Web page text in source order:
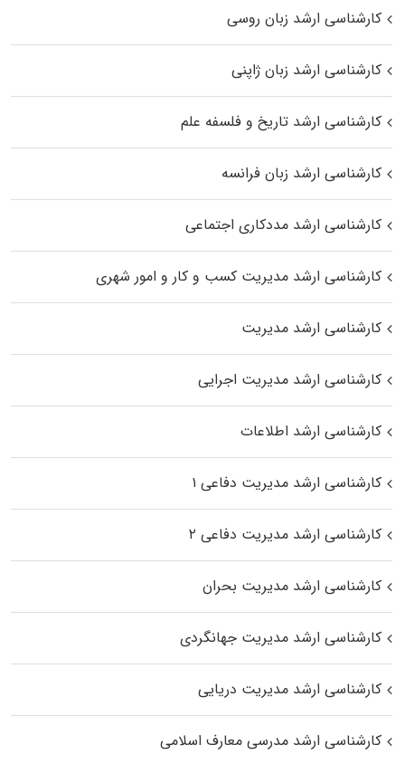
کارشناسی ارشد زبان روسی
کارشناسی ارشد زبان ژاپنی
کارشناسی ارشد تاریخ و فلسفه علم
کارشناسی ارشد زبان فرانسه
کارشناسی ارشد مددکاری اجتماعی
کارشناسی ارشد مدیریت کسب و کار و امور شهری
کارشناسی ارشد مدیریت
کارشناسی ارشد مدیریت اجرایی
کارشناسی ارشد اطلاعات
کارشناسی ارشد مدیریت دفاعی ۱
کارشناسی ارشد مدیریت دفاعی ۲
کارشناسی ارشد مدیریت بحران
کارشناسی ارشد مدیریت جهانگردی
کارشناسی ارشد مدیریت دریایی
کارشناسی ارشد مدرسی معارف اسلامی